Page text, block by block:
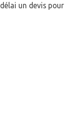
un devis pour